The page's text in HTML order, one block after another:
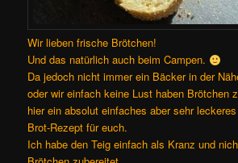
Wir lieben frische Brötchen!
Und das natürlich auch beim Campen.
Da jedoch nicht immer ein Bäcker in der
oder wir einfach keine Lust haben Brötchen
hier ein absolut einfaches aber sehr
Brot-Rezept für euch.
Ich habe den Teig einfach als Kranz und